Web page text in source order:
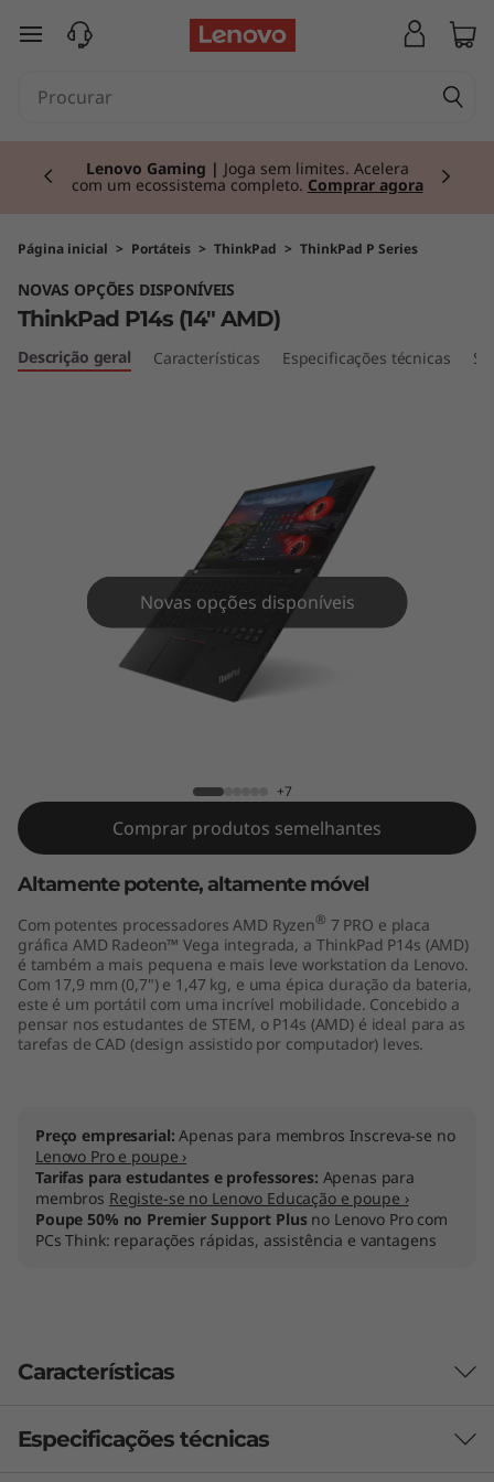
T
P
a
d
M
D
saltar para o conteúdo principal
Lenovo Gaming | Joga sem limites. Acelera
com um ecossistema completo. Comprar agora
Página inicial > Portáteis > ThinkPad > ThinkPad P Series
NOVAS OPÇÕES DISPONÍVEIS
ThinkPad P14s (14" AMD)
Descrição geral Características Especificações técnicas
Novas opções disponíveis
+7
Comprar produtos semelhantes
Altamente potente, altamente móvel
Com potentes processadores AMD Ryzen® 7 PRO e placa
gráfica AMD Radeon™ Vega integrada, a ThinkPad P14s (AMD)
é também a mais pequena e mais leve workstation da Lenovo.
Com 17,9 mm (0,7") e 1,47 kg, e uma épica duração da bateria,
este é um portátil com uma incrível mobilidade. Concebido a
pensar nos estudantes de STEM, o P14s (AMD) é ideal para as
tarefas de CAD (design assistido por computador) leves.
Preço empresarial:Apenas para membros Inscreva-se no
Lenovo Pro e poupe ›
Tarifas para estudantes e professores: Apenas para
membros Registe-se no Lenovo Educação e poupe ›
Poupe 50% no Premier Support Plusno Lenovo Pro com
PCs Think: reparações rápidas, assistência e vantagens
Características
Especificações técnicas